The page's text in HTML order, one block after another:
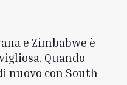
e Zimbabwe è
Quando
nuovo con South